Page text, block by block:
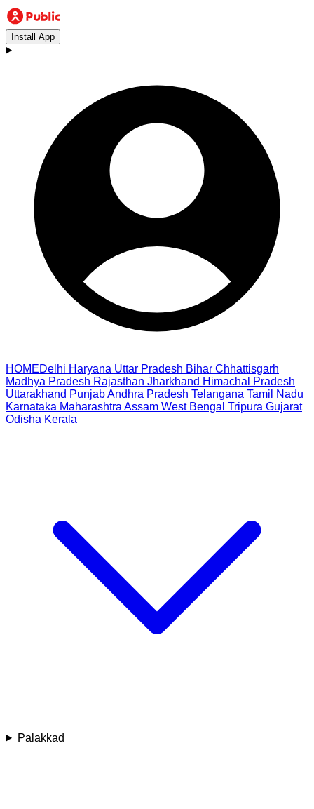
Install App
HOMEDelhi Haryana Uttar Pradesh Bihar Chhattisgarh
Madhya Pradesh Rajasthan Jharkhand Himachal Pradesh
Uttarakhand PunjabAndhra Pradesh Telangana Tamil Nadu
Karnataka Maharashtra Assam West Bengal Tripura Gujarat
Odisha Kerala
Palakkad